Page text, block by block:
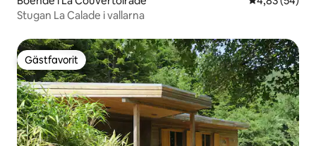
Stugan La Calade i vallarna
Gästfavorit
Gästfavorit